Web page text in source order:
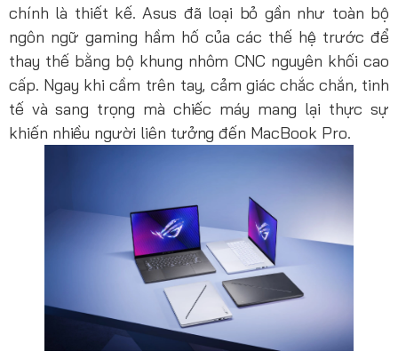
chính là thiết kế. Asus đã loại bỏ gần như toàn bộ
ngôn ngữ gaming hầm hố của các thế hệ trước để
thay thế bằng bộ khung nhôm CNC nguyên khối cao
cấp. Ngay khi cầm trên tay, cảm giác chắc chắn, tinh
tế và sang trọng mà chiếc máy mang lại thực sự
khiến nhiều người liên tưởng đến MacBook Pro.